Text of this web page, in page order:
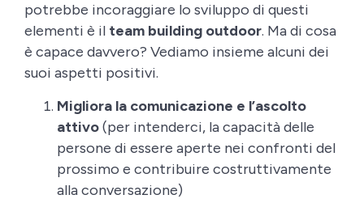
potrebbe incoraggiare lo sviluppo di questi
elementi è il team building outdoor. Ma di cosa
è capace davvero? Vediamo insieme alcuni dei
suoi aspetti positivi.
Migliora la comunicazione e l’ascolto
attivo(per intenderci, la capacità delle
persone di essere aperte nei confronti del
prossimo e contribuire costruttivamente
alla conversazione)